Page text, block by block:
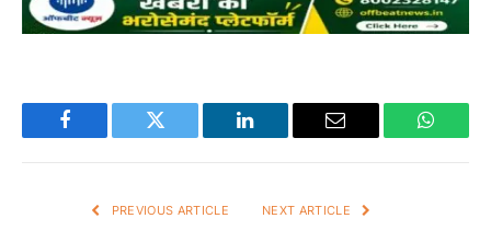
Facebook Twitter LinkedIn Email
PREVIOUS ARTICLE NEXT ARTICLE